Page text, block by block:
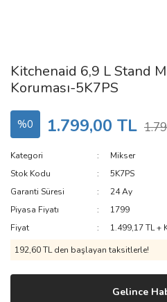
Kitchenaid 6,9 L Stand
Koruması-5K7PS
%0 1.799,00 TL
Kategori
Mikser
Stok Kodu
5K7PS
Garanti Süresi
24 Ay
Piyasa Fiyatı
1799
Fiyat
1.499,17 TL +
192,60 TL den başlayan taksitlerle!
Gelince